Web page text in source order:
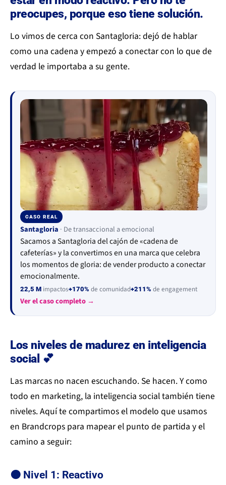
preocupes, porque eso tiene solución.
Lo vimos de cerca con Santagloria: dejó de hablar
como una cadena y empezó a conectar con lo que de
verdad le importaba a su gente.
▶
CASO REAL
Santagloria · De transaccional a emocional
Sacamos a Santagloria del cajón de «cadena de
cafeterías» y la convertimos en una marca que celebra
los momentos de gloria: de vender producto a conectar
emocionalmente.
22,5 M impactos+170% de comunidad+211% de engagement
Ver el caso completo →
Los niveles de madurez en inteligencia
social 💕
Las marcas no nacen escuchando. Se hacen. Y como
todo en marketing, la inteligencia social también tiene
niveles. Aquí te compartimos el modelo que usamos
en Brandcrops para mapear el punto de partida y el
camino a seguir:
🟠 Nivel 1: Reactivo